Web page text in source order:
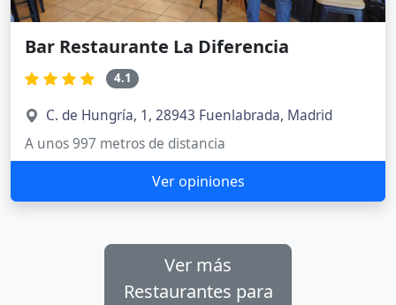
Bar Restaurante La Diferencia
4.1
C. de Hungría, 1, 28943 Fuenlabrada, Madrid
A unos 997 metros de distancia
Ver opiniones
Ver más
Restaurantes para